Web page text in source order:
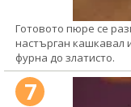
Готовото пюре се
настърган кашкавал
фурна до златисто.
7